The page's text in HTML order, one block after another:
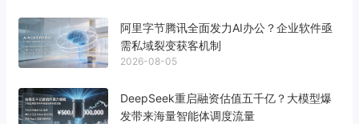
阿里字节腾讯全面发力AI办公？企业软件亟
需私域裂变获客机制
2026-08-05
DeepSeek重启融资估值五千亿？大模型爆
发带来海量智能体调度流量